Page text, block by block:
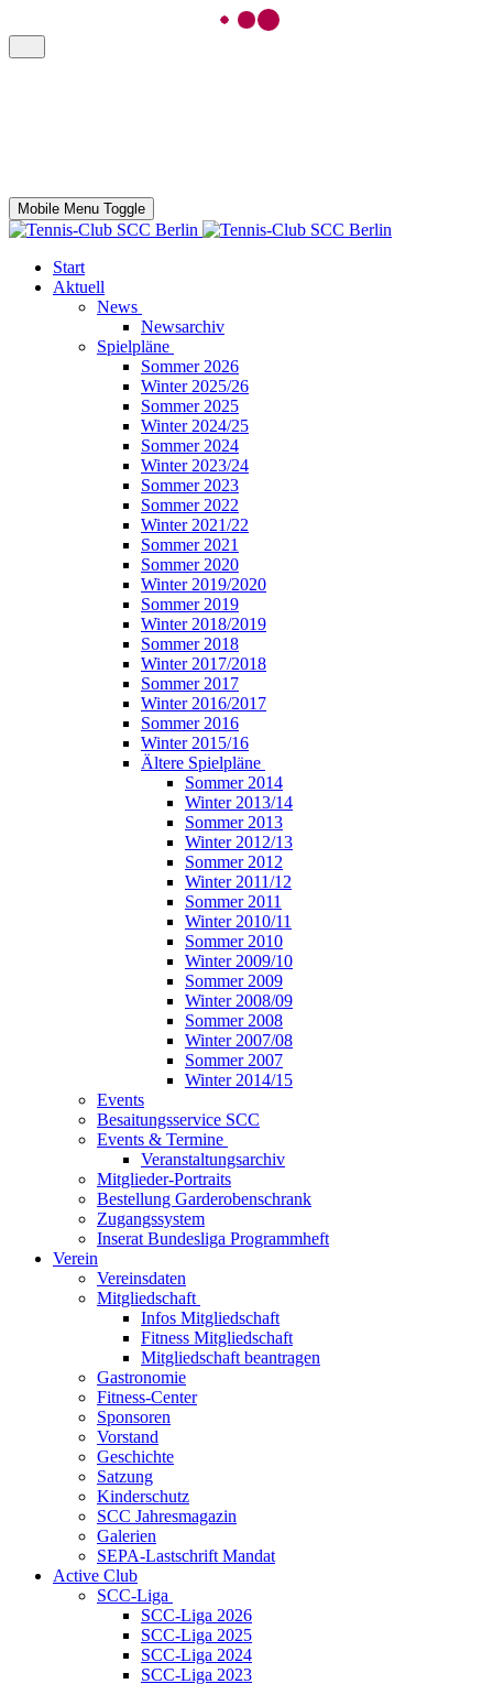
Mobile Menu Toggle
Start
Aktuell
News
Newsarchiv
Spielpläne
Sommer 2026
Winter 2025/26
Sommer 2025
Winter 2024/25
Sommer 2024
Winter 2023/24
Sommer 2023
Sommer 2022
Winter 2021/22
Sommer 2021
Sommer 2020
Winter 2019/2020
Sommer 2019
Winter 2018/2019
Sommer 2018
Winter 2017/2018
Sommer 2017
Winter 2016/2017
Sommer 2016
Winter 2015/16
Ältere Spielpläne
Sommer 2014
Winter 2013/14
Sommer 2013
Winter 2012/13
Sommer 2012
Winter 2011/12
Sommer 2011
Winter 2010/11
Sommer 2010
Winter 2009/10
Sommer 2009
Winter 2008/09
Sommer 2008
Winter 2007/08
Sommer 2007
Winter 2014/15
Events
Besaitungsservice SCC
Events & Termine
Veranstaltungsarchiv
Mitglieder-Portraits
Bestellung Garderobenschrank
Zugangssystem
Inserat Bundesliga Programmheft
Verein
Vereinsdaten
Mitgliedschaft
Infos Mitgliedschaft
Fitness Mitgliedschaft
Mitgliedschaft beantragen
Gastronomie
Fitness-Center
Sponsoren
Vorstand
Geschichte
Satzung
Kinderschutz
SCC Jahresmagazin
Galerien
SEPA-Lastschrift Mandat
Active Club
SCC-Liga
SCC-Liga 2026
SCC-Liga 2025
SCC-Liga 2024
SCC-Liga 2023